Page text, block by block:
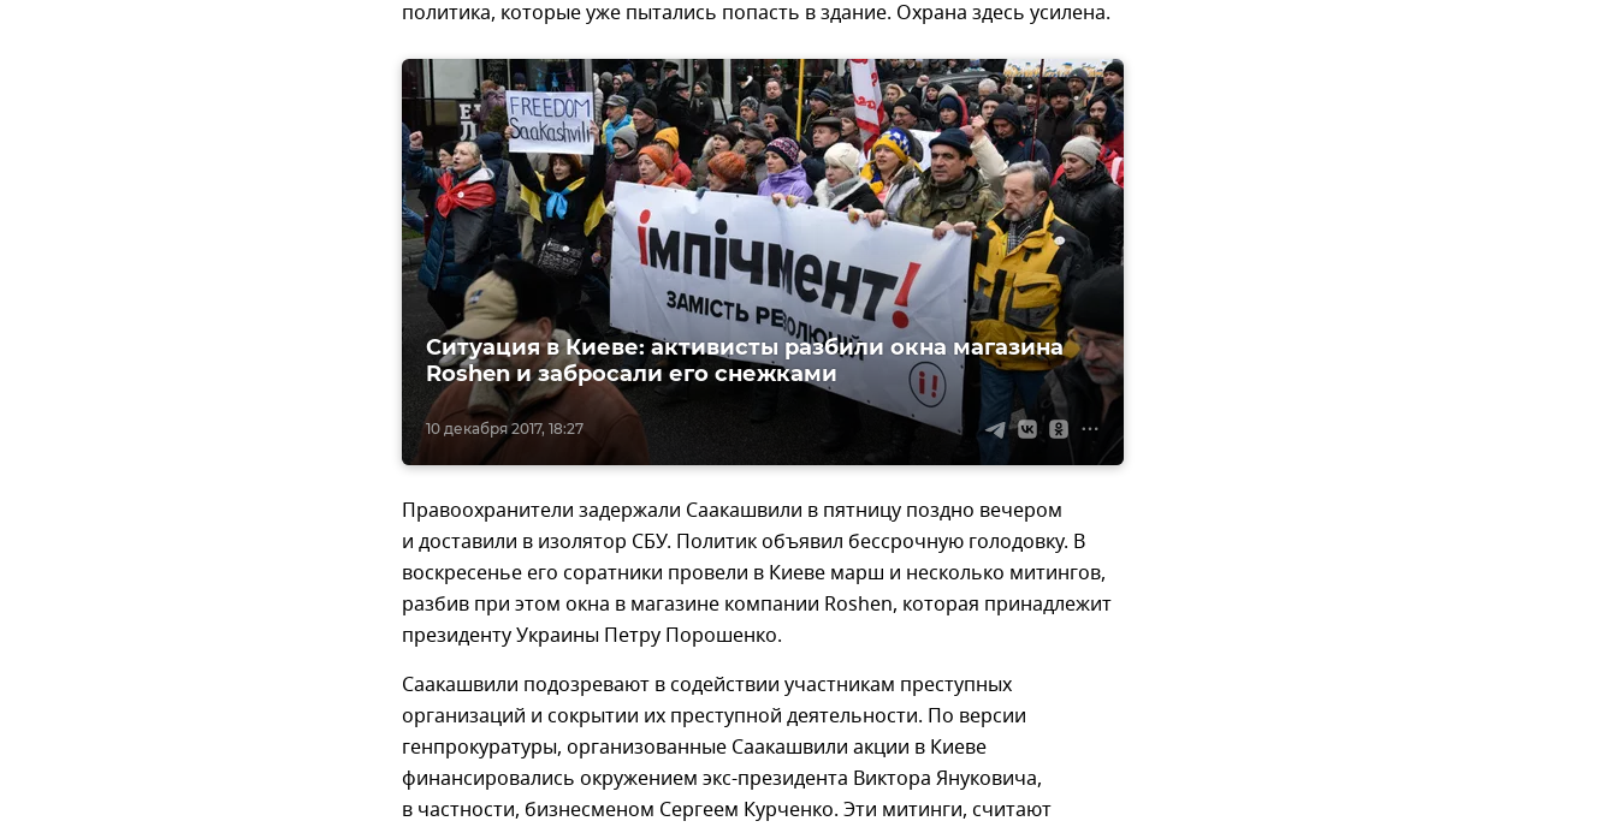
политика, которые уже пытались попасть в здание. Охрана здесь усилена.
10 декабря 2017, 18:27
Ситуация в Киеве: активисты разбили окна магазина
Roshen и забросали его снежками
Правоохранители задержали Саакашвили в пятницу поздно вечером
и доставили в изолятор СБУ. Политик объявил бессрочную голодовку. В
воскресенье его соратники провели в Киеве марш и несколько митингов,
разбив при этом окна в магазине компании Roshen, которая принадлежит
президенту Украины Петру Порошенко.
Саакашвили подозревают в содействии участникам преступных
организаций и сокрытии их преступной деятельности. По версии
генпрокуратуры, организованные Саакашвили акции в Киеве
финансировались окружением экс-президента Виктора Януковича,
в частности, бизнесменом Сергеем Курченко. Эти митинги, считают